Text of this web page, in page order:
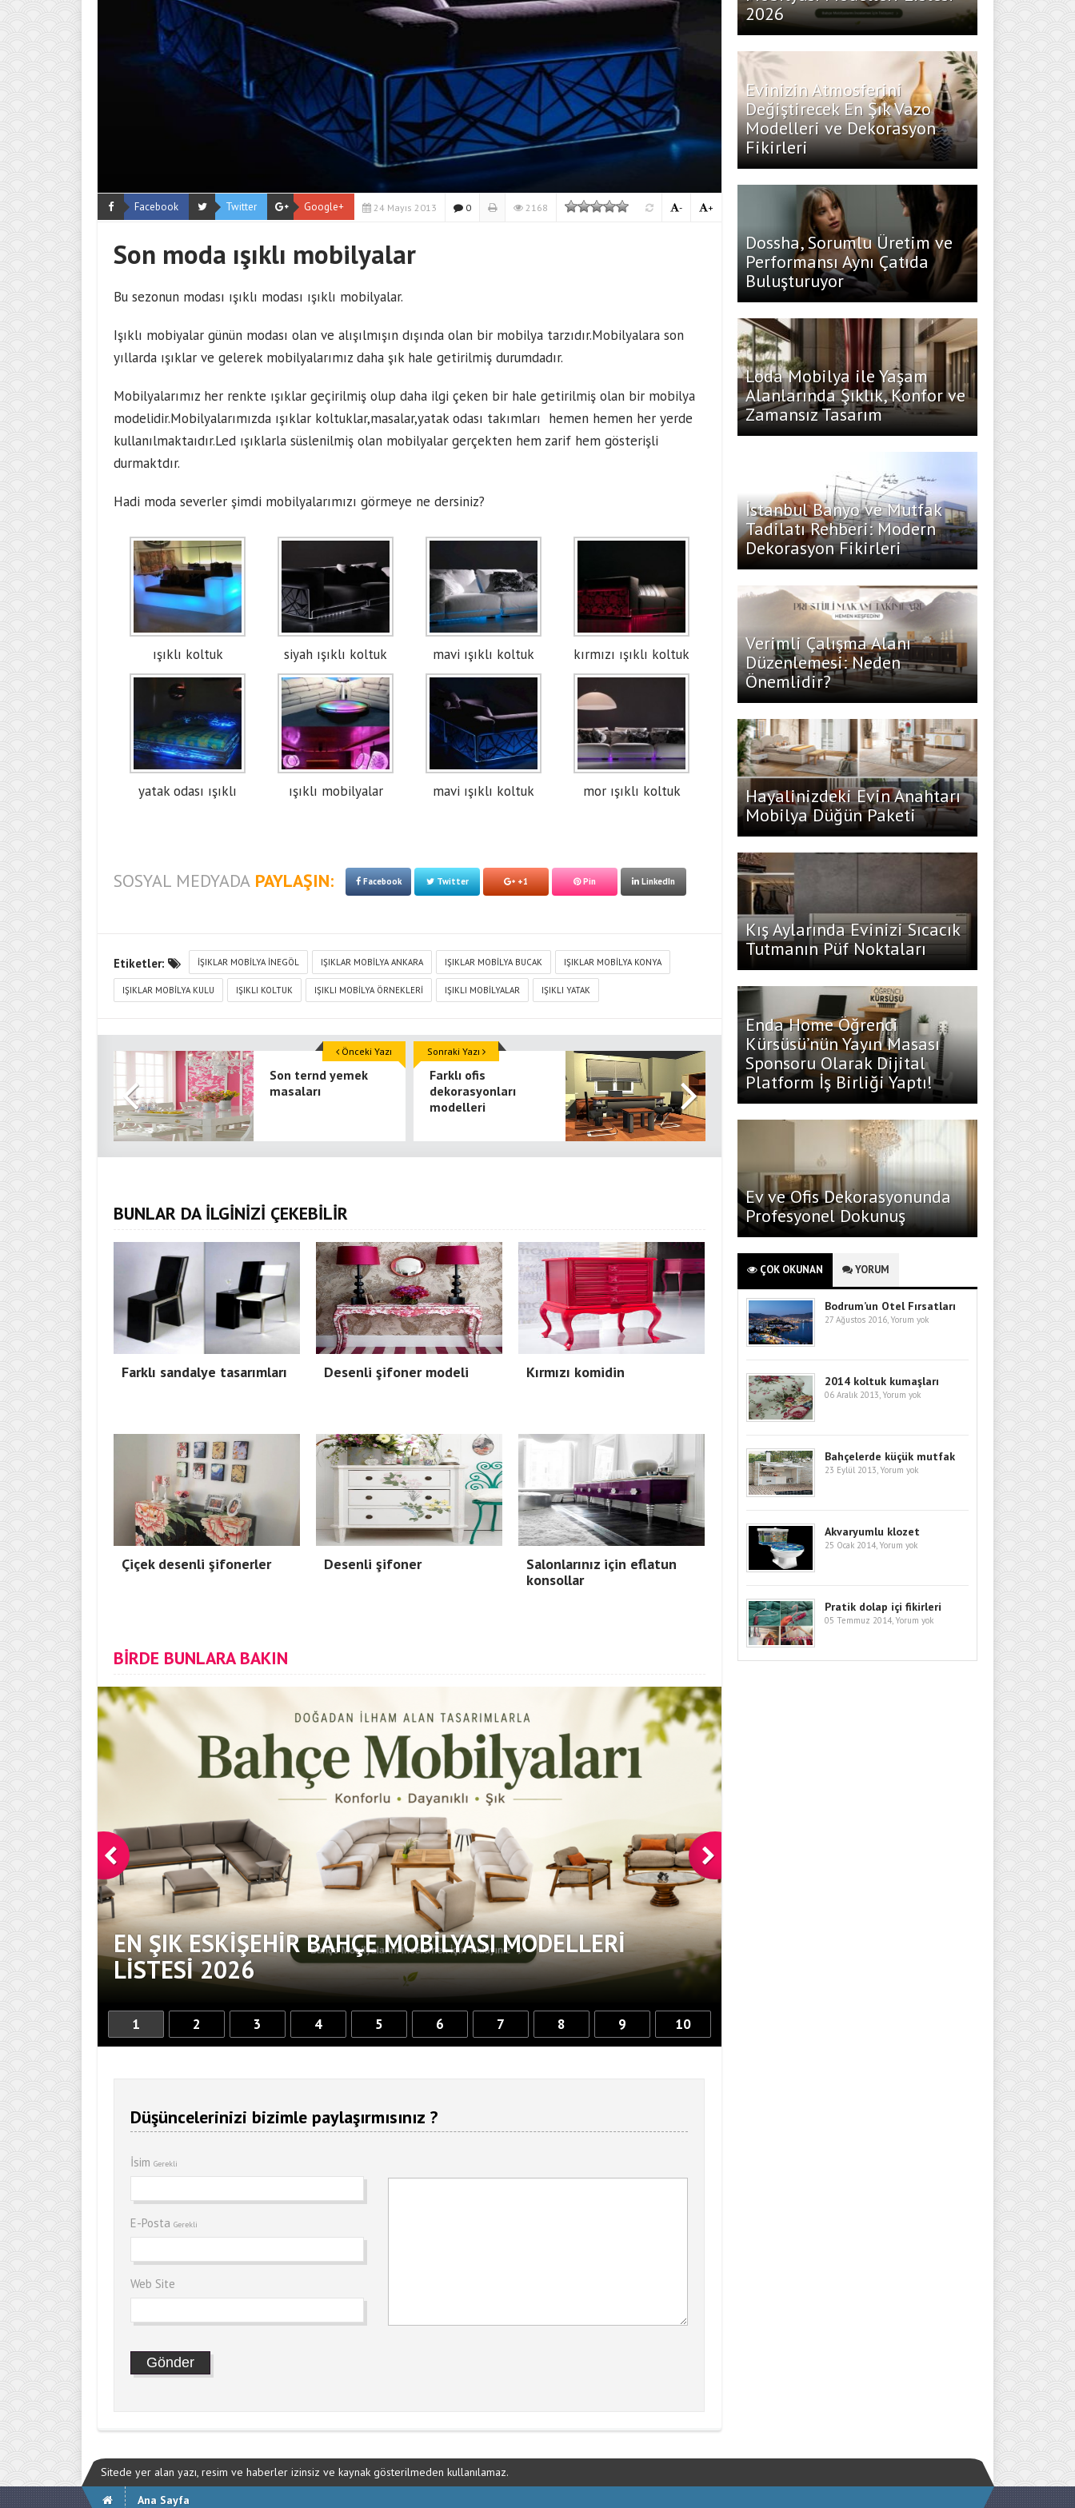
Facebook Twitter Google+ 24 Mayıs 2013 0 2168 +
-
Son moda ışıklı mobilyalar
Bu sezonun modası ışıklı modası ışıklı mobilyalar.
Işıklı mobiyalar günün modası olan ve alışılmışın dışında olan bir mobilya tarzıdır.Mobilyalara son
yıllarda ışıklar ve gelerek mobilyalarımız daha şık hale getirilmiş durumdadır.
Mobilyalarımız her renkte ışıklar geçirilmiş olup daha ilgi çeken bir hale getirilmiş olan bir mobilya
modelidir.Mobilyalarımızda ışıklar koltuklar,masalar,yatak odası takımları hemen hemen her yerde
kullanılmaktaıdır.Led ışıklarla süslenilmiş olan mobilyalar gerçekten hem zarif hem gösterişli
durmaktdır.
Hadi moda severler şimdi mobilyalarımızı görmeye ne dersiniz?
ışıklı koltuk siyah ışıklı koltuk mavi ışıklı koltuk kırmızı ışıklı koltuk
yatak odası ışıklı ışıklı mobilyalar mavi ışıklı koltuk mor ışıklı koltuk
SOSYAL MEDYADA PAYLAŞIN: Facebook Twitter +1 Pin LinkedIn
Etiketler: IŞIKLAR MOBILYA INEGÖL IŞIKLAR MOBILYA ANKARA IŞIKLAR MOBILYA BUCAK IŞIKLAR MOBILYA KONYA
IŞIKLAR MOBILYA KULU IŞIKLI KOLTUK IŞIKLI MOBILYA ÖRNEKLERI IŞIKLI MOBILYALAR IŞIKLI YATAK
Son ternd yemek
masaları
Önceki Yazı
Farklı ofis
dekorasyonları
modelleri
Sonraki Yazı
BUNLAR DA İLGİNİZİ ÇEKEBİLİR
Farklı sandalye tasarımları Desenli şifoner modeli Kırmızı komidin
Çiçek desenli şifonerler Desenli şifoner
Salonlarınız için eflatun
konsollar
BİRDE BUNLARA BAKIN
EN ŞIK ESKIŞEHIR BAHÇE MOBILYASI MODELLERI
LISTESI 2026
EVINIZIN ATMOSFERINI
MODELLERI VE DEKORASYON
1 2 3 4 5 6 7 8 9 10
Düşüncelerinizi bizimle paylaşırmısınız ?
İsim Gerekli
E-Posta Gerekli
Web Site
2026
Evinizin Atmosferini
Değiştirecek En Şık Vazo
Modelleri ve Dekorasyon
Fikirleri
Dossha, Sorumlu Üretim ve
Performansı Aynı Çatıda
Buluşturuyor
Loda Mobilya ile Yaşam
Alanlarında Şıklık, Konfor ve
Zamansız Tasarım
İstanbul Banyo ve Mutfak
Tadilatı Rehberi: Modern
Dekorasyon Fikirleri
Verimli Çalışma Alanı
Düzenlemesi: Neden
Önemlidir?
Hayalinizdeki Evin Anahtarı
Mobilya Düğün Paketi
Kış Aylarında Evinizi Sıcacık
Tutmanın Püf Noktaları
Enda Home Öğrenci
Kürsüsü’nün Yayın Masası
Sponsoru Olarak Dijital
Platform İş Birliği Yaptı!
Ev ve Ofis Dekorasyonunda
Profesyonel Dokunuş
ÇOK OKUNAN YORUM
Bodrum’un Otel Fırsatları
27 Ağustos 2016, Yorum yok
2014 koltuk kumaşları
06 Aralık 2013, Yorum yok
Bahçelerde küçük mutfak
23 Eylül 2013, Yorum yok
Akvaryumlu klozet
25 Ocak 2014, Yorum yok
Pratik dolap içi fikirleri
05 Temmuz 2014, Yorum yok
Sitede yer alan yazı, resim ve haberler izinsiz ve kaynak gösterilmeden kullanılamaz.
Ana Sayfa